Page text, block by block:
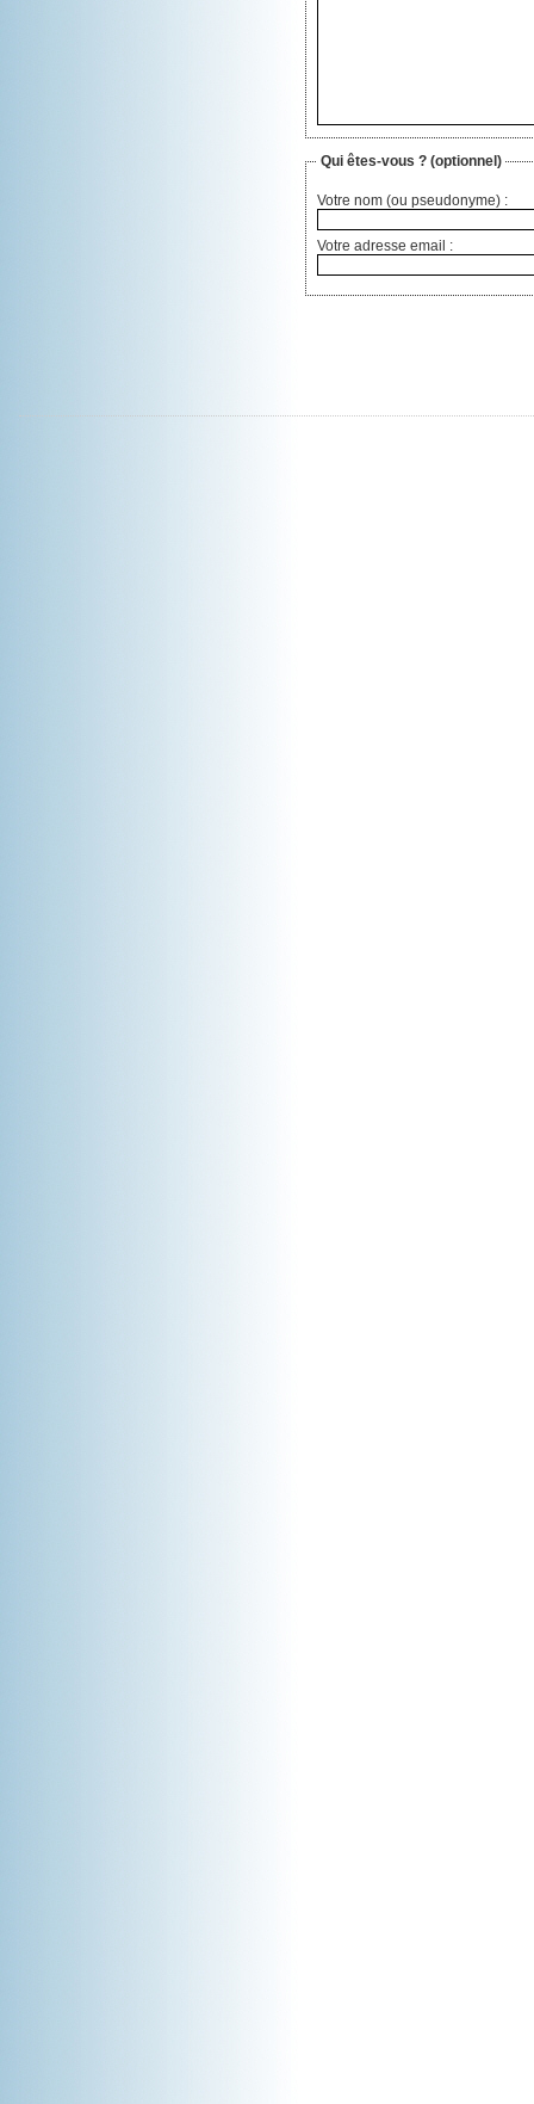
Qui êtes-vous ? (optionnel)
Votre nom (ou pseudonyme) :
Votre adresse email :